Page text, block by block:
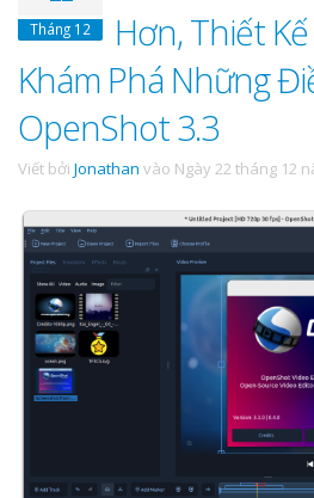
Tháng 12
Hơn, Thiết
Khám Phá Những
OpenShot 3.3
Viết bởi Jonathan vào Ngày 22 tháng 12